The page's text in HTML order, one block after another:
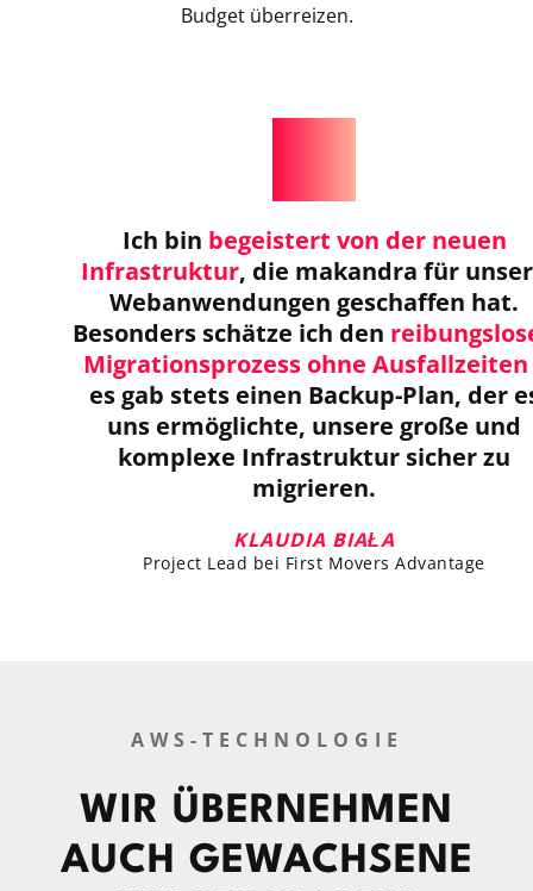
Budget überreizen.
Ich bin begeistert von der neuen
Infrastruktur, die makandra für
Webanwendungen geschaffen hat.
Besonders schätze ich den
Migrationsprozess ohne Ausfallzeiten
es gab stets einen Backup-Plan, der
uns ermöglichte, unsere große und
komplexe Infrastruktur sicher zu
migrieren.
KLAUDIA BIAŁA
Project Lead bei First Movers Advantage
AWS-TECHNOLOGIE
WIR ÜBERNEHMEN
AUCH GEWACHSENE